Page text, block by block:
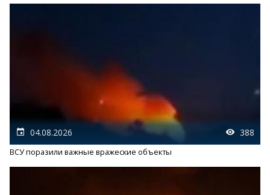
04.08.2026 388
ВСУ поразили важные вражеские объекты